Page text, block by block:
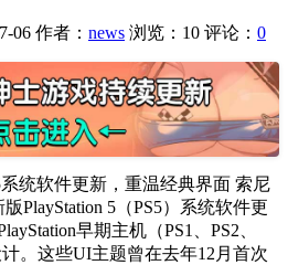
06 作者： news 浏览：10 评论： 0
统软件更新，重温经典界面 索尼
PlayStation 5（PS5）系统软件更
早期主机（PS1、PS2、
。这些UI主题曾在去年12月首次